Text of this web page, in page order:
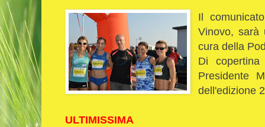
Il
Vinovo, sarà
cura della
Di
Presidente
dell'edizione
ULTIMISSIMA